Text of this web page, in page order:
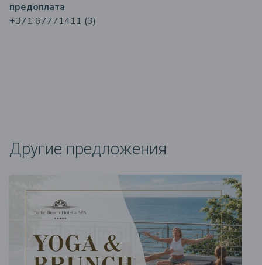
предоплата
+371 67771411 (3)
Другие предложения